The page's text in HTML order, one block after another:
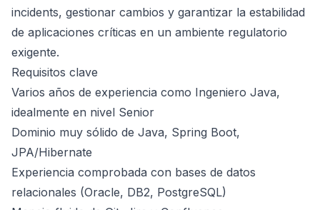
incidents, gestionar cambios y garantizar la estabilidad
de aplicaciones críticas en un ambiente regulatorio
exigente.
Requisitos clave
Varios años de experiencia como Ingeniero Java,
idealmente en nivel Senior
Dominio muy sólido de Java, Spring Boot,
JPA/Hibernate
Experiencia comprobada con bases de datos
relacionales (Oracle, DB2, PostgreSQL)